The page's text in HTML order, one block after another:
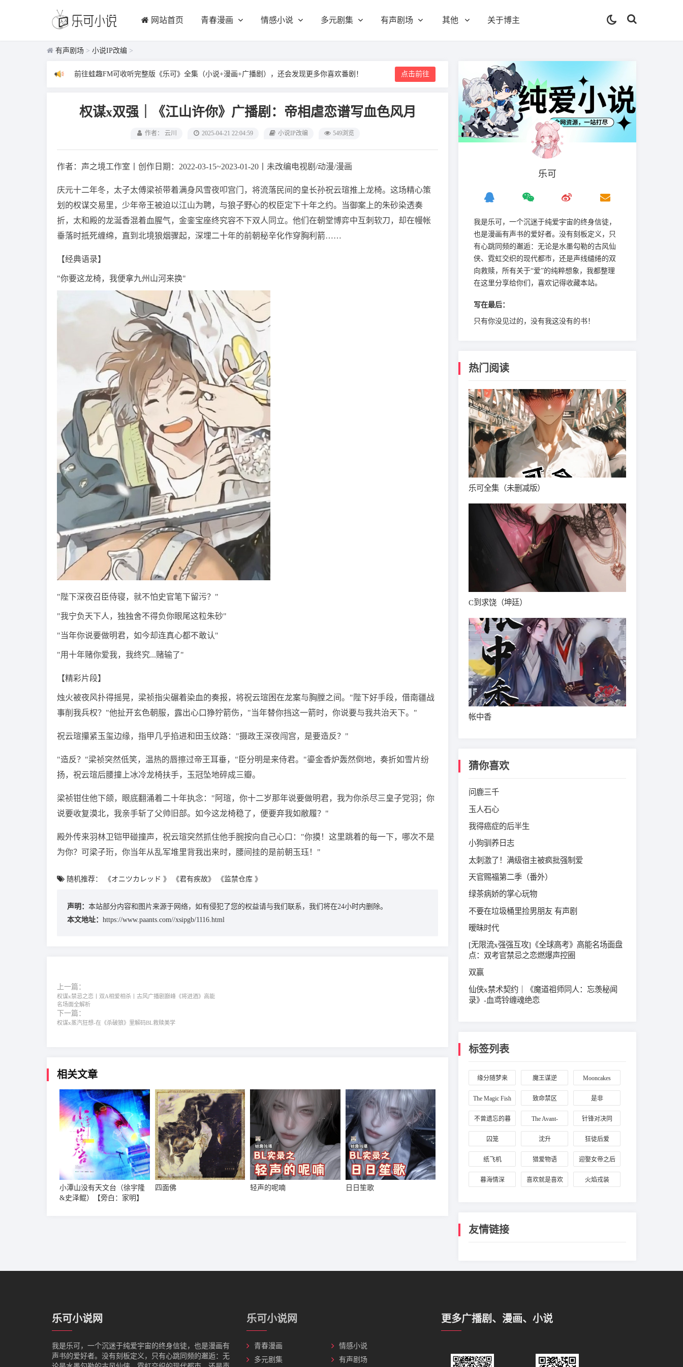
网站首页 青春漫画 情感小说 多元剧集 有声剧场 其他 关于博主
有声剧场 > 小说IP改编 >
前往蛙趣FM可收听完整版《乐可》全集（小说+漫画+广播剧），还会发现更多你喜欢番剧！ 点击前往
权谋x双强｜《江山许你》广播剧：帝相虐恋谱写血色风月
作者： 云川 2025-04-21 22:04:59 小说IP改编 549浏览
作者：声之境工作室丨创作日期：2022-03-15~2023-01-20丨未改编电视剧/动漫/漫画
庆元十二年冬，太子太傅梁祯带着满身风雪夜叩宫门，将流落民间的皇长孙祝云瑄推上龙椅。这场精心策
划的权谋交易里，少年帝王被迫以江山为聘，与狼子野心的权臣定下十年之约。当御案上的朱砂染透奏
折，太和殿的龙涎香混着血腥气，金銮宝座终究容不下双人同立。他们在朝堂博弈中互刺软刀，却在幔帐
垂落时抵死缠绵，直到北境狼烟骤起，深埋二十年的前朝秘辛化作穿胸利箭……
【经典语录】
"你要这龙椅，我便拿九州山河来换"
"陛下深夜召臣侍寝，就不怕史官笔下留污？"
"我宁负天下人，独独舍不得负你眼尾这粒朱砂"
"当年你说要做明君，如今却连真心都不敢认"
"用十年赌你爱我，我终究...赌输了"
【精彩片段】
烛火被夜风扑得摇晃，梁祯指尖碾着染血的奏报，将祝云瑄困在龙案与胸膛之间。"陛下好手段，借南疆战
事削我兵权？"他扯开玄色朝服，露出心口狰狞箭伤，"当年替你挡这一箭时，你说要与我共治天下。"
祝云瑄攥紧玉玺边缘，指甲几乎掐进和田玉纹路："摄政王深夜闯宫，是要造反？"
"造反？"梁祯突然低笑，温热的唇擦过帝王耳垂，"臣分明是来侍君。"鎏金香炉轰然倒地，奏折如雪片纷
扬，祝云瑄后腰撞上冰冷龙椅扶手，玉冠坠地碎成三瓣。
梁祯钳住他下颌，眼底翻涌着二十年执念："阿瑄，你十二岁那年说要做明君，我为你杀尽三皇子党羽；你
说要收复漠北，我亲手斩了父帅旧部。如今这龙椅稳了，便要弃我如敝履？"
殿外传来羽林卫铠甲碰撞声，祝云瑄突然抓住他手腕按向自己心口："你摸！这里跳着的每一下，哪次不是
为你？可梁子珩，你当年从乱军堆里背我出来时，腰间挂的是前朝玉珏！"
随机推荐： 《オニツカレッド 》 《君有疾故》 《监禁仓库 》
声明： 本站部分内容和图片来源于网络，如有侵犯了您的权益请与我们联系，我们将在24小时内删除。
本文地址： https://www.paants.com//xsipgb/1116.html
上一篇：
权谋x禁忌之恋丨双A相爱相杀丨古风广播剧巅峰《将进酒》高能
名场面全解析
下一篇：
权谋x蒸汽狂想-在《杀破狼》里解码BL救赎美学
相关文章
小潭山没有天文台（徐宇隆
&史泽鲲）【旁白：家明】
四面佛 轻声的呢喃 日日笙歌
乐可
我是‌乐可，一个沉迷于纯爱宇宙的终身信徒，
也是漫画有声书的爱好者。没有刻板定义，只
有心跳同频的邂逅：无论是水墨勾勒的古风仙
侠、霓虹交织的现代都市，还是声线缱绻的双
向救赎，所有关于“爱”的纯粹想象，我都整理
在这里分享给你们，喜欢记得收藏本站。
写在最后：
只有你没见过的，没有我这没有的书！
热门阅读
乐可全集（未删减版）
C到求饶（坤廷）
帐中香
猜你喜欢
问鹿三千
玉人石心
我得癌症的后半生
小狗驯养日志
太刺激了！满级宿主被疯批强制爱
天官赐福第二季（番外）
绿茶病娇的掌心玩物
不要在垃圾桶里捡男朋友 有声剧
暧昧时代
[无限流x强强互攻]《全球高考》高能名场面盘
点：双考官禁忌之恋燃爆声控圈
双赢
仙侠x禁术契约｜《魔道祖师同人：忘羡秘闻
录》-血鸢铃缠魂绝恋
标签列表
缘分随梦来 魔王谋逆 Mooncakes
The Magic Fish 致命禁区 是非
不曾遗忘的暮
色
The Avant-
Guards
针锋对决同
人：原炀与顾
囚笼 沈升 狂徒后爱
纸飞机 猎爱物语 迎娶女帝之后
暮海情深 喜欢就是喜欢 火焰戎装
友情链接
乐可小说网
我是‌乐可，一个沉迷于纯爱宇宙的终身信徒，也是漫画有
声书的爱好者。没有刻板定义，只有心跳同频的邂逅：无
乐可小说网
青春漫画
情感小说
多元剧集
有声剧场
更多广播剧、漫画、小说